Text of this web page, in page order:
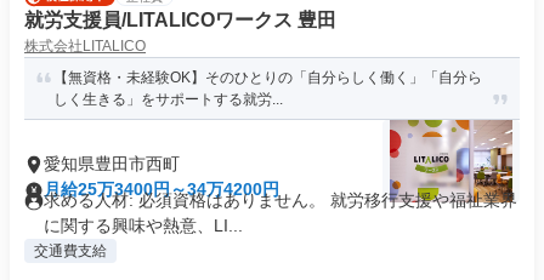
就労支援員/LITALICOワークス 豊田
株式会社LITALICO
【無資格・未経験OK】そのひとりの「自分らしく働く」「自分ら
しく生きる」をサポートする就労...
愛知県豊田市西町
月給25万3400円～34万4200円
求める人材: 必須資格はありません。 就労移行支援や福祉業界
に関する興味や熱意、LI...
交通費支給